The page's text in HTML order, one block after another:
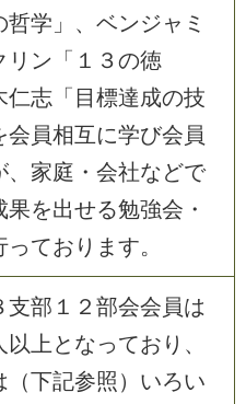
哲学」、ベンジャミ
リン「１３の徳
仁志「目標達成の技
会員相互に学び会員
、家庭・会社などで
果を出せる勉強会・
ております。
支部１２部会会員は
以上となっており、
（下記参照）いろい